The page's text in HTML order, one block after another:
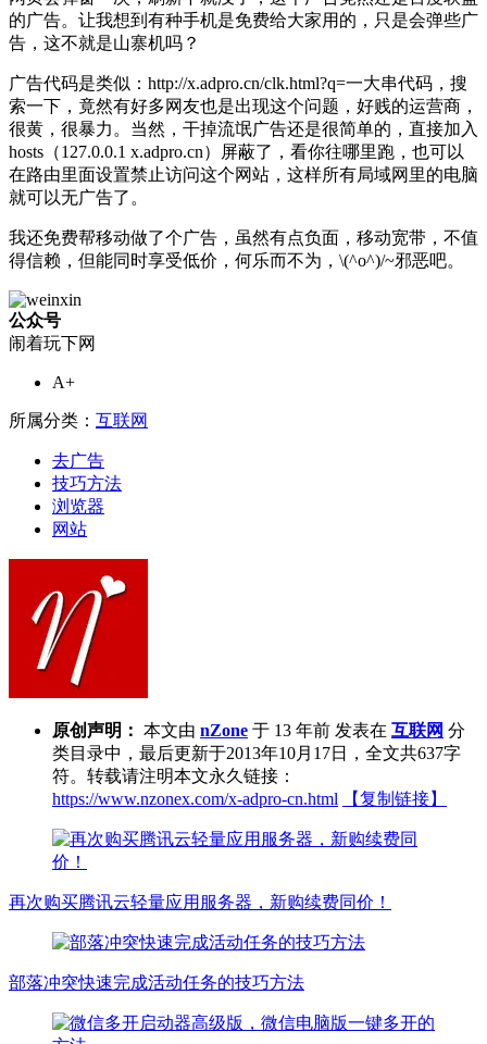
的广告。让我想到有种手机是免费给大家用的，只是会弹些广
告，这不就是山寨机吗？
广告代码是类似：http://x.adpro.cn/clk.html?q=一大串代码，搜
索一下，竟然有好多网友也是出现这个问题，好贱的运营商，
很黄，很暴力。当然，干掉流氓广告还是很简单的，直接加入
hosts（127.0.0.1 x.adpro.cn）屏蔽了，看你往哪里跑，也可以
在路由里面设置禁止访问这个网站，这样所有局域网里的电脑
就可以无广告了。
我还免费帮移动做了个广告，虽然有点负面，移动宽带，不值
得信赖，但能同时享受低价，何乐而不为，\(^o^)/~邪恶吧。
公众号
闹着玩下网
A+
所属分类： 互联网
去广告
技巧方法
浏览器
网站
原创声明： 本文由 nZone 于 13 年前 发表在 互联网 分
类目录中，最后更新于2013年10月17日，全文共637字
符。转载请注明本文永久链接：
https://www.nzonex.com/x-adpro-cn.html
【复制链接】
再次购买腾讯云轻量应用服务器，新购续费同价！
部落冲突快速完成活动任务的技巧方法